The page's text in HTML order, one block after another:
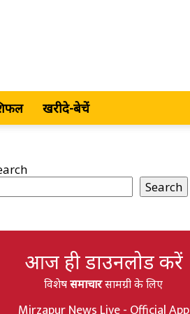
खरीदे-बेचें
Search
आज ही डाउनलोड करें
विशेषसमाचारसामग्री के लिए